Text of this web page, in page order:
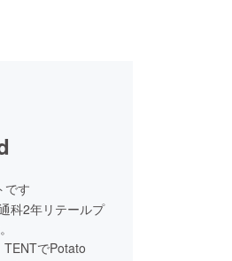
です
科2年リテールプ
でPotato